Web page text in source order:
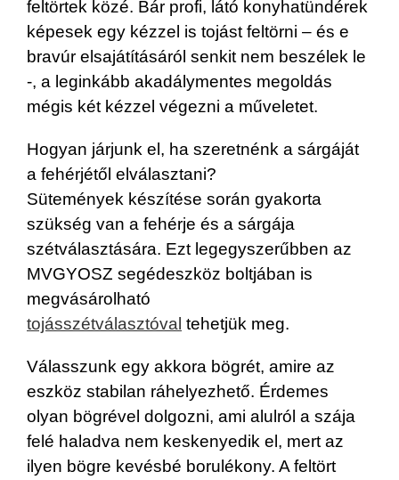
feltörtek közé. Bár profi, látó konyhatündérek
képesek egy kézzel is tojást feltörni – és e
bravúr elsajátításáról senkit nem beszélek le
-, a leginkább akadálymentes megoldás
mégis két kézzel végezni a műveletet.
Hogyan járjunk el, ha szeretnénk a sárgáját
a fehérjétől elválasztani?
Sütemények készítése során gyakorta
szükség van a fehérje és a sárgája
szétválasztására. Ezt legegyszerűbben az
MVGYOSZ segédeszköz boltjában is
megvásárolható
tojásszétválasztóval tehetjük meg.
Válasszunk egy akkora bögrét, amire az
eszköz stabilan ráhelyezhető. Érdemes
olyan bögrével dolgozni, ami alulról a szája
felé haladva nem keskenyedik el, mert az
ilyen bögre kevésbé borulékony. A feltört